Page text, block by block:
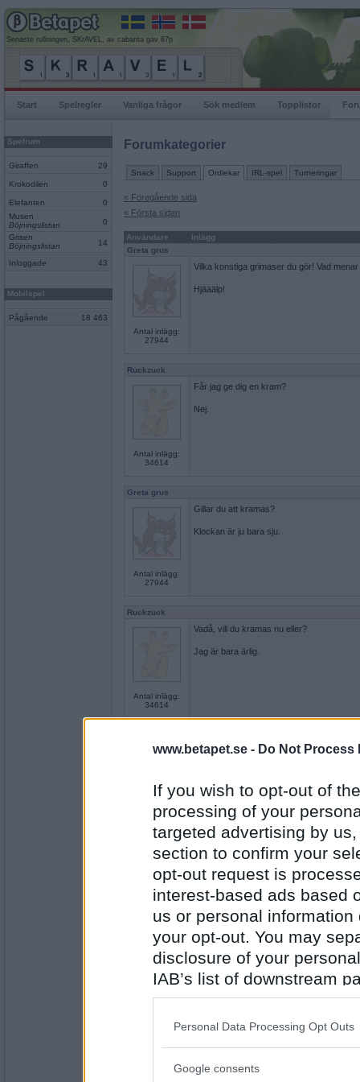
www.betapet.se - Do Not Process
If you wish to opt-out of
processing of your
targeted advertising by
section to confirm your
opt-out request is
interest-based ads based
us or personal
your opt-out. You may
disclosure of your
IAB’s list of downstream
also be disclosed by us
Downstream Participants
Please note that this
Personal Data Processing Opt Outs
Google consents
Senaste rullningen, SKrAVEL, av cabarita gav 87p
Start Spelregler Vanliga frågor Sök medlem Topplistor
Spelrum
Giraffen 29
Krokodilen 0
Elefanten
0
Musen
Böjningslistan
0
Grisen
Böjningslistan
14
Inloggade 43
Mobilspel
Pågående 18 463
Forumkategorier
Snack Support Ordlekar IRL-spel Turneringar
« Föregående sida
« Första sidan
Användare
Inlägg
Greta grus
Antal inlägg:
27944
Vilka konstiga grimaser du gör! Vad menar
Hjääälp!
Ruckzuck
Antal inlägg:
34614
Får jag ge dig en kram?
Nej.
Greta grus
Antal inlägg:
27944
Gillar du att kramas?
Klockan är ju bara sju.
Ruckzuck
Antal inlägg:
34614
Vadå, vill du kramas nu eller?
Jag är bara ärlig.
Antal inlägg:
5079
Är du inte kramgo?
Ruckzuck
Antal inlägg:
34614
Var kan du ha glömt tvättmedlet?
Där är det raka rör som gäller.
Greta grus
Antal inlägg:
Hur går det för din kompis rörmokaren
Jag tror det heter gula fläcken